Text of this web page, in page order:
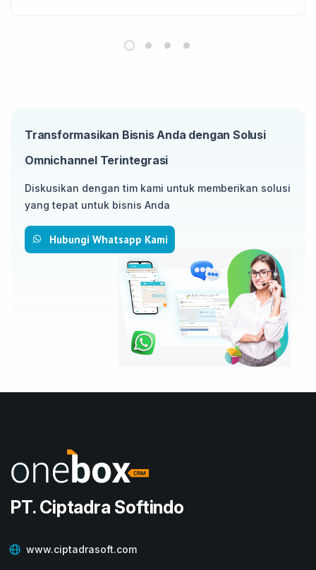
Transformasikan Bisnis Anda dengan Solusi
Omnichannel Terintegrasi
Diskusikan dengan tim kami untuk memberikan solusi
yang tepat untuk bisnis Anda
Hubungi Whatsapp Kami
PT. Ciptadra Softindo
www.ciptadrasoft.com